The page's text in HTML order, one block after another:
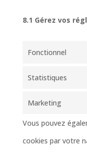
8.1 Gérez vos
Fonctionnel
Statistiques
Marketing
Vous pouvez
cookies par votre